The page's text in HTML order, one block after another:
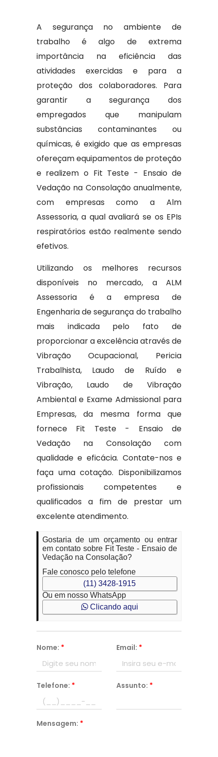
A segurança no ambiente de
trabalho é algo de extrema
importância na eficiência das
atividades exercidas e para a
proteção dos colaboradores. Para
garantir a segurança dos
empregados que manipulam
substâncias contaminantes ou
químicas, é exigido que as empresas
ofereçam equipamentos de proteção
e realizem o Fit Teste - Ensaio de
Vedação na Consolação anualmente,
com empresas como a Alm
Assessoria, a qual avaliará se os EPIs
respiratórios estão realmente sendo
efetivos.
Utilizando os melhores recursos
disponíveis no mercado, a ALM
Assessoria é a empresa de
Engenharia de segurança do trabalho
mais indicada pelo fato de
proporcionar a excelência através de
Vibração Ocupacional, Pericia
Trabalhista, Laudo de Ruído e
Vibração, Laudo de Vibração
Ambiental e Exame Admissional para
Empresas, da mesma forma que
fornece Fit Teste - Ensaio de
Vedação na Consolação com
qualidade e eficácia. Contate-nos e
faça uma cotação. Disponibilizamos
profissionais competentes e
qualificados a fim de prestar um
excelente atendimento.
Gostaria de um orçamento ou entrar
em contato sobre Fit Teste - Ensaio de
Vedação na Consolação?
Fale conosco pelo telefone
(11) 3428-1915
Ou em nosso WhatsApp
Clicando aqui
Nome: * Email: *
Telefone: * Assunto: *
Mensagem: *